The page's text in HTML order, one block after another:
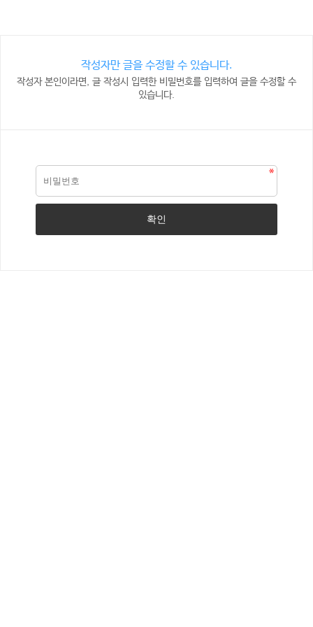
작성자만 글을 수정할 수 있습니다.
작성자 본인이라면, 글 작성시 입력한 비밀번호를 입력하여 글을 수정할 수
있습니다.